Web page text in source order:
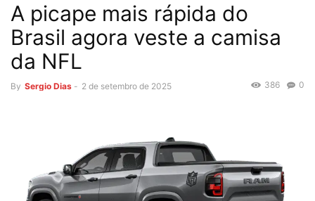
A picape mais rápida do
Brasil agora veste a camisa
da NFL
By Sergio Dias - 2 de setembro de 2025 0
386